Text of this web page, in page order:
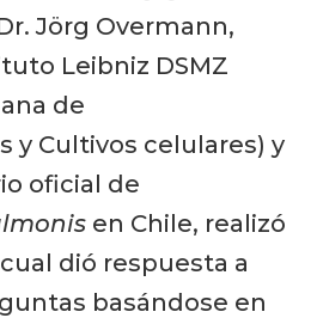
Jörg Overmann,
Leibniz DSMZ
de
y Cultivos celulares) y
oficial de
en Chile, realizó
dió respuesta a
basándose en